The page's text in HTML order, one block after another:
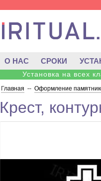
О НАС СРОКИ
Установка на всех
Главная -- Оформление
Крест,